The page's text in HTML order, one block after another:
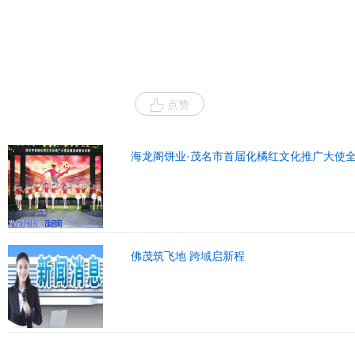
点赞
海龙阁饼业·茂名市首届化橘红文化推广大使
佛茂筑飞地 跨域启新程